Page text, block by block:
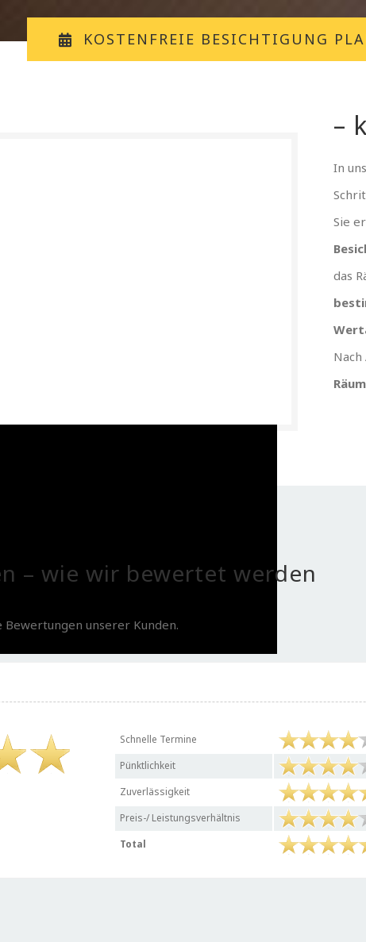
KOSTENFREIE BESICHTIGUNG
–
In
Sie
das
– wie wir bewertet werden
unserer Kunden.
Schnelle Termine
Pünktlichkeit
Zuverlässigkeit
Preis-/ Leistungsverhältnis
Total